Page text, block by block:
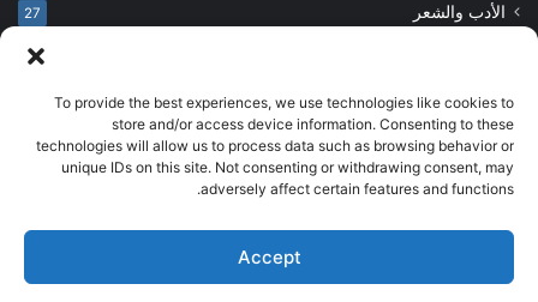
To provide the best experiences, we use technologies like cookies to
store and/or access device information. Consenting to these
technologies will allow us to process data such as browsing behavior or
unique IDs on this site. Not consenting or withdrawing consent, may
adversely affect certain features and functions.
Accept
الأدب والشعر 27
© حقوق النشر 2026، جميع الحقوق محفوظة
developed by salehsounbol.com
الرئيسية
من نحن إخلاء مسؤولية اتصل بنا
انضم لفريقنا
فيسبوكبينتيريستانستقرامتيلقرام‫TikTok